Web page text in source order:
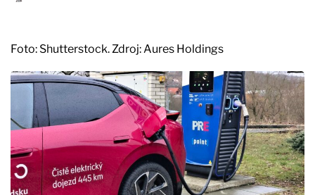
Foto: Shutterstock. Zdroj: Aures Holdings